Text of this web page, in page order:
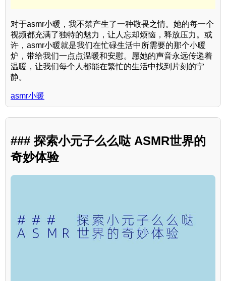
对于asmr小暖，我不禁产生了一种敬畏之情。她的每一个
视频都充满了独特的魅力，让人忘却烦恼，释放压力。或
许，asmr小暖就是我们在忙碌生活中所需要的那个小暖
炉，带给我们一点点温暖和安慰。愿她的声音永远传递着
温暖，让我们每个人都能在繁忙的生活中找到片刻的宁
静。
asmr小暖
### 探索小元子么么哒 ASMR世界的
奇妙体验